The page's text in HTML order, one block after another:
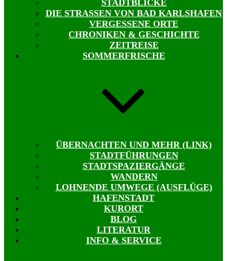
STADTBLICKE
DIE STRASSEN VON BAD KARLSHAFEN
VERGESSENE ORTE
CHRONIKEN & GESCHICHTE
ZEITREISE
SOMMERFRISCHE
ÜBERNACHTEN UND MEHR (LINK)
STADTFÜHRUNGEN
STADTSPAZIERGÄNGE
WANDERN
LOHNENDE UMWEGE (AUSFLÜGE)
HAFENSTADT
KURORT
BLOG
LITERATUR
INFO & SERVICE